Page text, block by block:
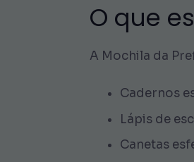
O que
A Mochila da
Cadernos
Lápis de
Canetas